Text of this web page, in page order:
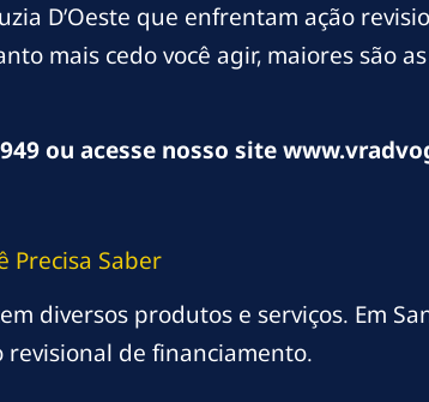
D’Oeste que enfrentam ação
mais cedo você agir, maiores são
ou acesse nosso site
Precisa Saber
diversos produtos e serviços. Em
de financiamento.